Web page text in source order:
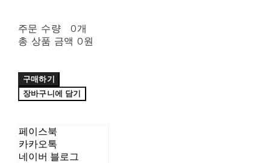
주문 수량
0개
총 상품 금액 0원
구매하기
장바구니에 담기
페이스북
카카오톡
네이버 블로그